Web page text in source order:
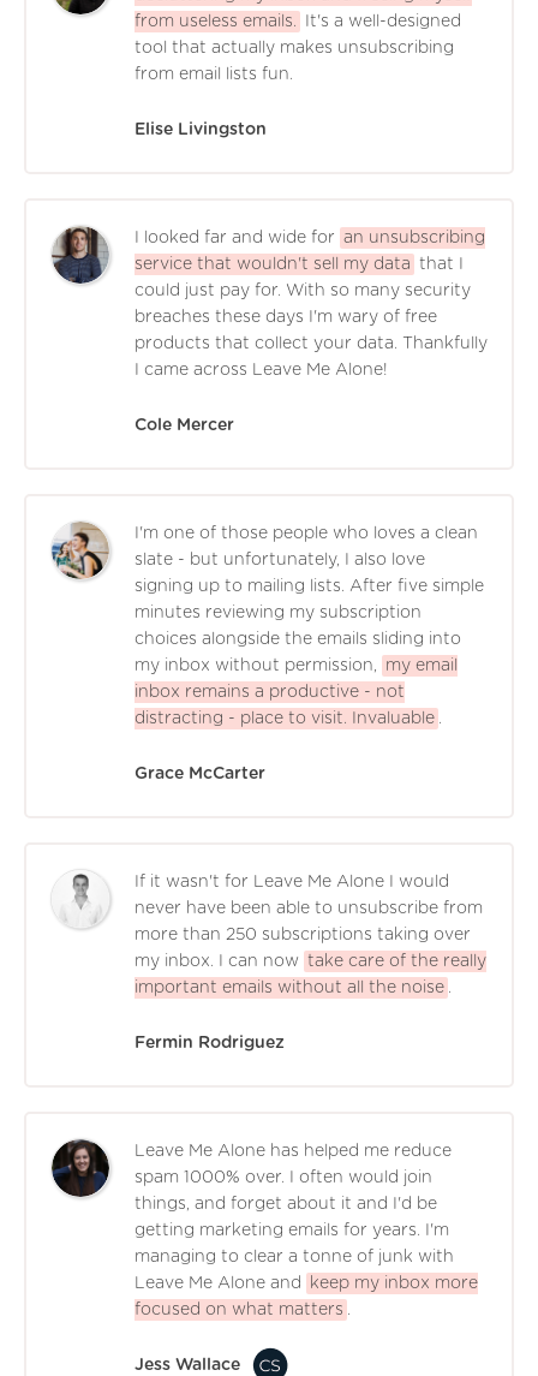
from useless emails.
It's a well-designed
tool that actually makes unsubscribing
from email lists fun.
Elise Livingston
I looked far and wide for an unsubscribing
service that wouldn't sell my data that I
could just pay for. With so many security
breaches these days I'm wary of free
products that collect your data. Thankfully
I came across Leave Me Alone!
Cole Mercer
I'm one of those people who loves a clean
slate - but unfortunately, I also love
signing up to mailing lists. After five simple
minutes reviewing my subscription
choices alongside the emails sliding into
my inbox without permission,
my email
inbox remains a productive - not
distracting - place to visit. Invaluable .
Grace McCarter
If it wasn't for Leave Me Alone I would
never have been able to unsubscribe from
more than 250 subscriptions taking over
my inbox. I can now take care of the really
important emails without all the noise .
Fermin Rodriguez
Leave Me Alone has helped me reduce
spam 1000% over. I often would join
things, and forget about it and I'd be
getting marketing emails for years. I'm
managing to clear a tonne of junk with
Leave Me Alone and
keep my inbox more
focused on what matters .
Jess Wallace